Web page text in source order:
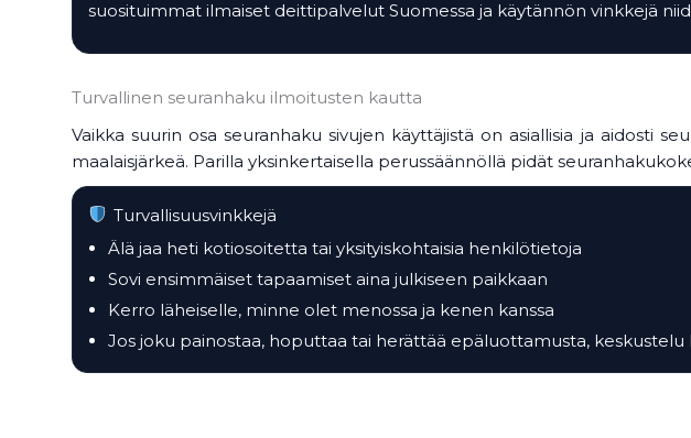
suosituimmat ilmaiset deittipalvelut Suomessa ja käytännön vinkkejä
Turvallinen seuranhaku ilmoitusten kautta
Vaikka suurin osa seuranhaku sivujen käyttäjistä on asiallisia ja aidosti
maalaisjärkeä. Parilla yksinkertaisella perussäännöllä pidät
Turvallisuusvinkkejä
Älä jaa heti kotiosoitetta tai yksityiskohtaisia henkilötietoja
Sovi ensimmäiset tapaamiset aina julkiseen paikkaan
Kerro läheiselle, minne olet menossa ja kenen kanssa
Jos joku painostaa, hoputtaa tai herättää epäluottamusta, keskustelu